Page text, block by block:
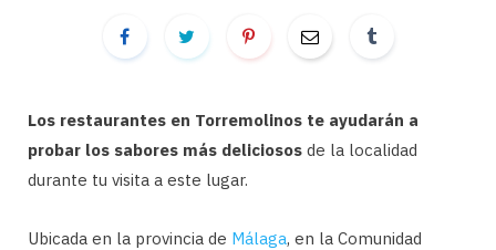
Los restaurantes en Torremolinos te ayudarán a
probar los sabores más deliciosos de la localidad
durante tu visita a este lugar.
Ubicada en la provincia de Málaga, en la Comunidad